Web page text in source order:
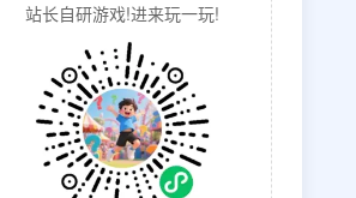
站长自研游戏!进来玩一玩!